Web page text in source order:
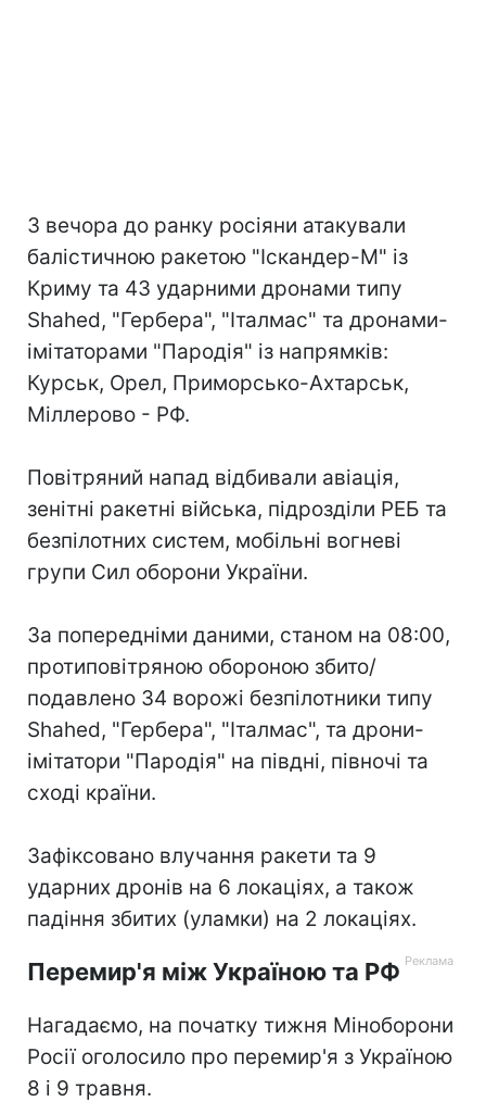
З вечора до ранку росіяни атакували
балістичною ракетою "Іскандер-М" із
Криму та 43 ударними дронами типу
Shahed, "Гербера", "Італмас" та дронами-
імітаторами "Пародія" із напрямків:
Курськ, Орел, Приморсько-Ахтарськ,
Міллерово - РФ.
Повітряний напад відбивали авіація,
зенітні ракетні війська, підрозділи РЕБ та
безпілотних систем, мобільні вогневі
групи Сил оборони України.
За попередніми даними, станом на 08:00,
протиповітряною обороною збито/
подавлено 34 ворожі безпілотники типу
Shahed, "Гербера", "Італмас", та дрони-
імітатори "Пародія" на півдні, півночі та
сході країни.
Зафіксовано влучання ракети та 9
ударних дронів на 6 локаціях, а також
падіння збитих (уламки) на 2 локаціях.
Перемир'я між Україною та РФ
Нагадаємо, на початку тижня Міноборони
Росії оголосило про перемир'я з Україною
8 і 9 травня.